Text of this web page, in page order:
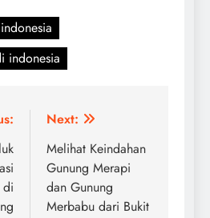
indonesia
di
Next:
Melihat Keindahan
Gunung Merapi
dan Gunung
Merbabu dari Bukit